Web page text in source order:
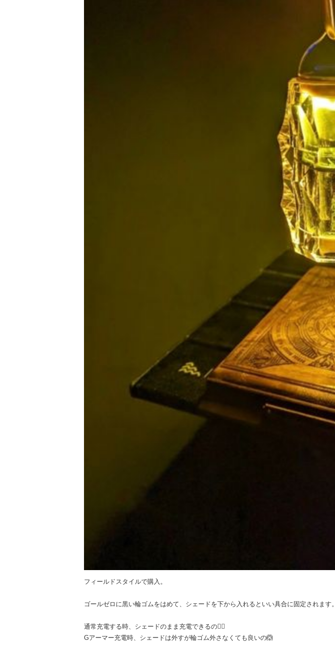
フィールドスタイルで購入。
ゴールゼロに黒い輪ゴムをはめて、シェードを下から入れるといい具合に固定されます。
通常充電する時、シェードのまま充電できるの🙆‍♂️
Gアーマー充電時、シェードは外すが輪ゴム外さなくても良いの🙆